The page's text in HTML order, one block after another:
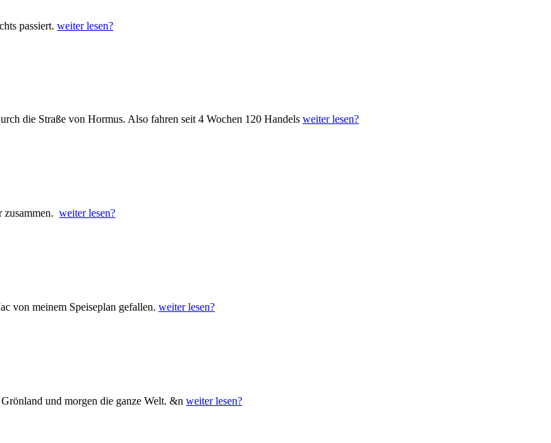
passiert. weiter lesen?
die Straße von Hormus. Also fahren seit 4 Wochen 120 Handels weiter lesen?
weiter lesen?
von meinem Speiseplan gefallen. weiter lesen?
und morgen die ganze Welt. &n weiter lesen?